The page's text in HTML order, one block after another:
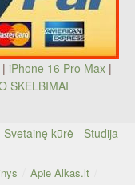
iPhone 16 Pro Max|
SKELBIMAI
Svetainę kūrė - Studija
Apie Alkas.lt